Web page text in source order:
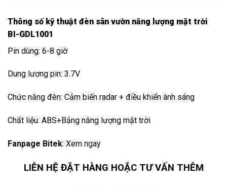
Thông số kỹ thuật đèn sân vườn năng lượng mặt trời
BI-GDL1001
Pin dùng: 6-8 giờ
Dung lượng pin: 3.7V
Chức năng đèn: Cảm biến radar + điều khiển ánh sáng
Chất liệu: ABS+Bảng năng lượng mặt trời
Fanpage Bitek: Xem ngay
LIÊN HỆ ĐẶT HÀNG HOẶC TƯ VẤN THÊM